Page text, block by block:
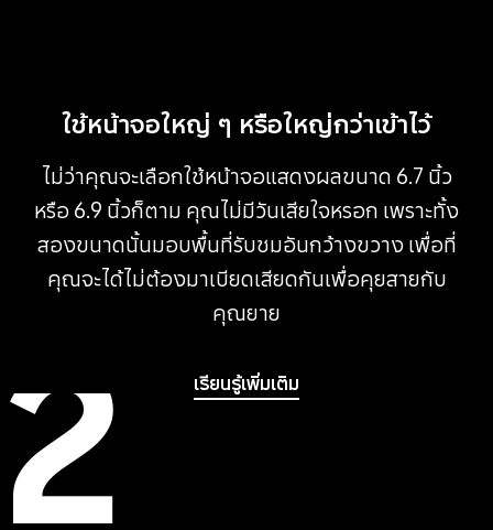
ใช้หน้าจอใหญ่ ๆ หรือใหญ่กว่าเข้าไว้
ไม่ว่าคุณจะเลือกใช้หน้าจอแสดงผลขนาด 6.7 นิ้ว
หรือ 6.9 นิ้วก็ตาม คุณไม่มีวันเสียใจหรอก เพราะทั้ง
สองขนาดนั้นมอบพื้นที่รับชมอันกว้างขวาง เพื่อที่
คุณจะได้ไม่ต้องมาเบียดเสียดกันเพื่อคุยสายกับ
คุณยาย
เรียนรู้เพิ่มเติม
2